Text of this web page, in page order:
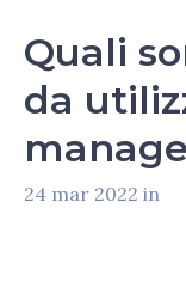
Quali
da
24 mar 2022 in